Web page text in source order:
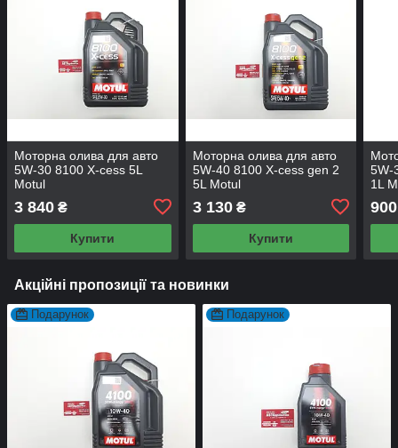
Моторна олива для авто
5W-30 8100 X-cess 5L
Motul
3 840 ₴
Купити
Моторна олива для авто
5W-40 8100 X-cess gen 2
5L Motul
3 130₴
Купити
5W-
1L
900
Акційні пропозиції та новинки
Подарунок Подарунок